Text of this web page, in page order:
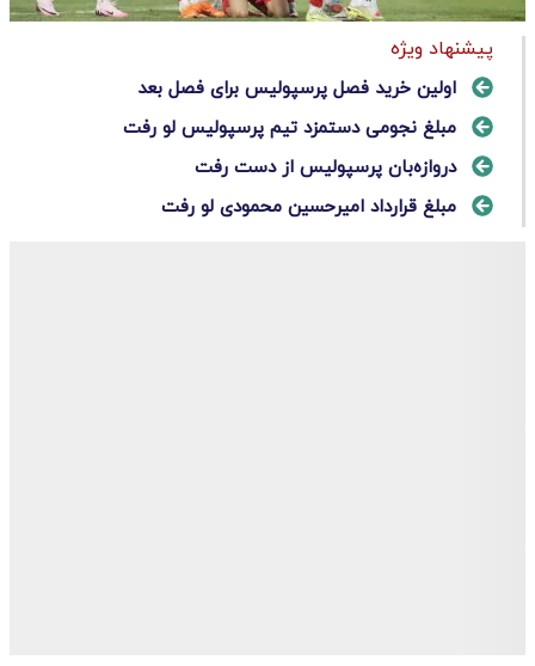
پیشنهاد ویژه
اولین خرید فصل پرسپولیس برای فصل بعد
مبلغ نجومی دستمزد تیم پرسپولیس لو رفت
دروازه‌بان پرسپولیس از دست رفت
مبلغ قرارداد امیرحسین محمودی لو رفت